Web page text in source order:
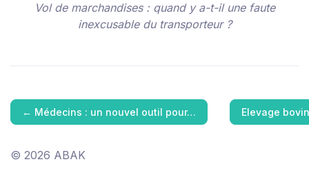
Vol de marchandises : quand y a-t-il une faute
inexcusable du transporteur ?
← Médecins : un nouvel outil pour… Elevage
© 2026 ABAK